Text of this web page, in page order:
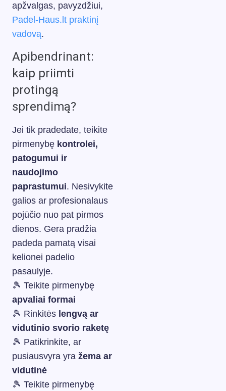
apžvalgas, pavyzdžiui,
Padel-Haus.lt praktinį
vadovą.
Apibendrinant:
kaip priimti
protingą
sprendimą?
Jei tik pradedate, teikite
pirmenybę kontrolei,
patogumui ir
naudojimo
paprastumui. Nesivykite
galios ar profesionalaus
pojūčio nuo pat pirmos
dienos. Gera pradžia
padeda pamatą visai
kelionei padelio
pasaulyje.
🎾 Teikite pirmenybę
apvaliai formai
🎾 Rinkitės lengvą ar
vidutinio svorio raketę
🎾 Patikrinkite, ar
pusiausvyra yra žema ar
vidutinė
🎾 Teikite pirmenybę